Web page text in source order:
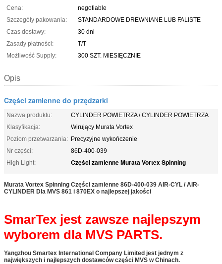
Cena:
negotiable
Szczegóły pakowania:
STANDARDOWE DREWNIANE LUB FALISTE
Czas dostawy:
30 dni
Zasady płatności:
T/T
Możliwość Supply:
300 SZT. MIESIĘCZNIE
Opis
Części zamienne do przędzarki
Nazwa produktu:
CYLINDER POWIETRZA / CYLINDER POWIETRZA
Klasyfikacja:
Wirujący Murata Vortex
Poziom przetwarzania: Precyzyjne wykończenie
Nr części:
86D-400-039
High Light:
Części zamienne Murata Vortex Spinning
Murata Vortex Spinning Części zamienne 86D-400-039​​ AIR-CYL / AIR-
CYLINDER Dla MVS 861 i 870EX o najlepszej jakości
SmarTex jest zawsze najlepszym
wyborem dla MVS PARTS.
Yangzhou Smartex International Company Limited jest jednym z
największych i najlepszych dostawców części MVS w Chinach.